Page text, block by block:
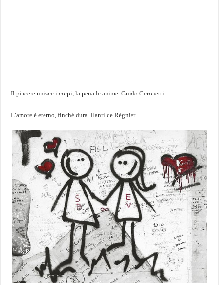
Il piacere unisce i corpi, la pena le anime. Guido Ceronetti
L’amore è eterno, finché dura. Hanri de Régnier